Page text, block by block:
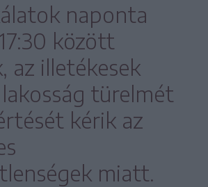
naponta
között
az illetékesek
türelmét
kérik az
miatt.